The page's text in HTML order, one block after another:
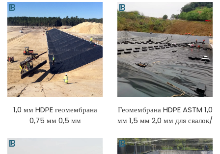
резервуара, плотины,
бассейна, рыбного пруда,
фермы, подкладка из HDPE-
геомембраны
Пруд Ферма Подкладка для
пруда Геомембраны
1,0 мм HDPE геомембрана
0,75 мм 0,5 мм
Геомембрана HDPE ASTM 1,0
мм 1,5 мм 2,0 мм для свалок/
горнодобывающей